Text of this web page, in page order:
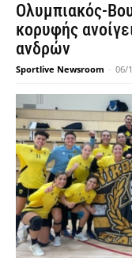
Ολυμπιακός-
κορυφής
ανδρών
Sportlive Newsroom - 06/